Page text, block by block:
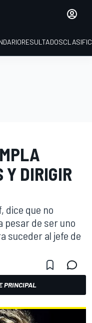
RESULTADOS
Y DIRIGIR
dice que no
pesar de ser uno
suceder al jefe de
PRINCIPAL